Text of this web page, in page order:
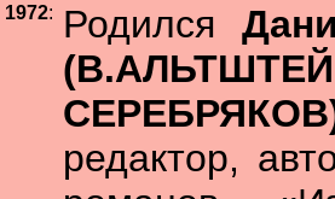
1972: Родился
редактор,